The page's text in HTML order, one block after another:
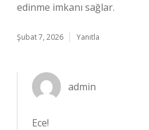
edinme imkanı sağlar.
Şubat 7, 2026 Yanıtla
admin
Ece!